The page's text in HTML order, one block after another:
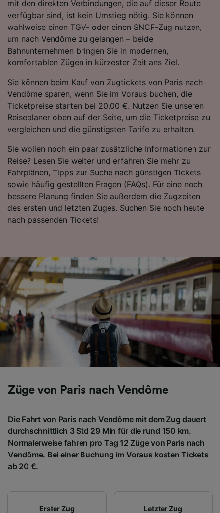
mit den direkten Verbindungen, die auf dieser Route
verfügbar sind, ist kein Umstieg nötig. Sie können
wahlweise einen TGV- oder einen SNCF-Zug nutzen,
um nach Vendôme zu gelangen – beide
Bahnunternehmen bringen Sie in modernen,
komfortablen Zügen in kürzester Zeit ans Ziel.
Sie können beim Kauf von Zugtickets von Paris nach
Vendôme sparen, wenn Sie im Voraus buchen, die
Ticketpreise starten bei 20.00 €. Nutzen Sie unseren
Reiseplaner oben auf der Seite, um die Ticketpreise zu
vergleichen und die günstigsten Tarife zu erhalten.
Sie wollen noch ein paar zusätzliche Informationen zur
Reise? Lesen Sie weiter und erfahren Sie mehr zu
Fahrplänen, Tipps zur Suche nach günstigen Tickets
sowie häufig gestellten Fragen (FAQs). Für eine noch
bessere Planung finden Sie außerdem die Zugzeiten
des ersten und letzten Zuges. Suchen Sie noch heute
nach passenden Tickets!
Züge von Paris nach Vendôme
Die Fahrt von Paris nach Vendôme mit dem Zug dauert
durchschnittlich 3 Std 29 Min für die rund 150 km.
Normalerweise fahren pro Tag 12 Züge von Paris nach
Vendôme. Bei einer Buchung im Voraus kosten Tickets
ab 20 €.
Erster Zug
Letzter Zug
Folgendes bereitzustellen:
Verwendung genauer Standortdaten.
Endgeräteeigenschaften zur Identifikation
aktiv abfragen. Speichern von oder Zugriff auf
Informationen auf einem Endgerät.
Personalisierte Werbung und Inhalte, Messung
von Werbeleistung und der Performance von
Inhalten, Zielgruppenforschung sowie
Entwicklung und Verbesserung von
Angeboten.
Liste der Partner (Lieferanten)